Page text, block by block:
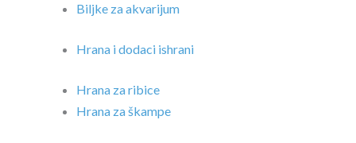
Biljke za akvarijum
Hrana i dodaci ishrani
Hrana za ribice
Hrana za škampe